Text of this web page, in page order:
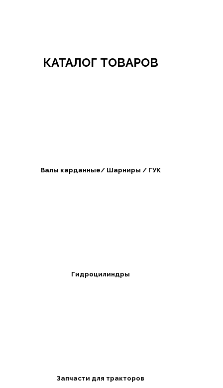
КАТАЛОГ ТОВАРОВ
Валы карданные/ Шарниры / ГУК
Гидроцилиндры
Запчасти для тракторов